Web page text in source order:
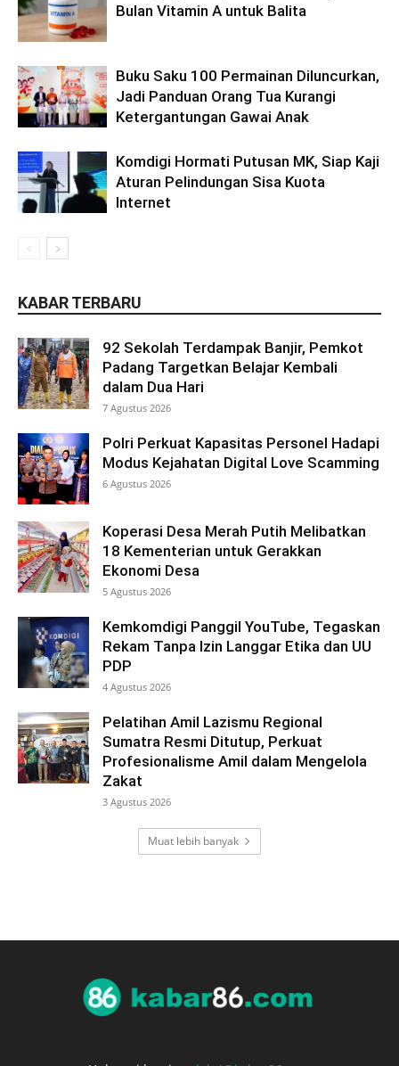
Bulan Vitamin A untuk Balita
Buku Saku 100 Permainan Diluncurkan,
Jadi Panduan Orang Tua Kurangi
Ketergantungan Gawai Anak
Komdigi Hormati Putusan MK, Siap Kaji
Aturan Pelindungan Sisa Kuota
Internet
KABAR TERBARU
92 Sekolah Terdampak Banjir, Pemkot
Padang Targetkan Belajar Kembali
dalam Dua Hari
7 Agustus 2026
Polri Perkuat Kapasitas Personel Hadapi
Modus Kejahatan Digital Love Scamming
6 Agustus 2026
Koperasi Desa Merah Putih Melibatkan
18 Kementerian untuk Gerakkan
Ekonomi Desa
5 Agustus 2026
Kemkomdigi Panggil YouTube, Tegaskan
Rekam Tanpa Izin Langgar Etika dan UU
PDP
4 Agustus 2026
Pelatihan Amil Lazismu Regional
Sumatra Resmi Ditutup, Perkuat
Profesionalisme Amil dalam Mengelola
Zakat
3 Agustus 2026
Muat lebih banyak